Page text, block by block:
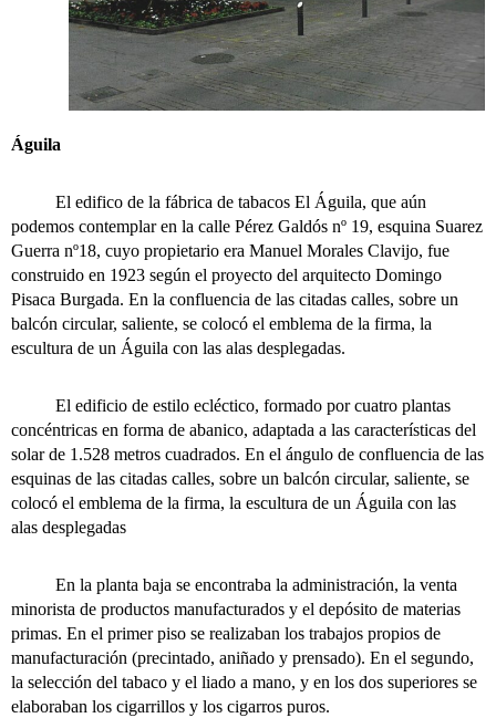
Águila
El edifico de la fábrica de tabacos El Águila, que aún
podemos contemplar en la calle Pérez Galdós nº 19, esquina Suarez
Guerra nº18, cuyo propietario era Manuel Morales Clavijo, fue
construido en 1923 según el proyecto del arquitecto Domingo
Pisaca Burgada. En la confluencia de las citadas calles, sobre un
balcón circular, saliente, se colocó el emblema de la firma, la
escultura de un Águila con las alas desplegadas.
El edificio de estilo ecléctico, formado por cuatro plantas
concéntricas en forma de abanico, adaptada a las características del
solar de 1.528 metros cuadrados. En el ángulo de confluencia de las
esquinas de las citadas calles, sobre un balcón circular, saliente, se
colocó el emblema de la firma, la escultura de un Águila con las
alas desplegadas
En la planta baja se encontraba la administración, la venta
minorista de productos manufacturados y el depósito de materias
primas. En el primer piso se realizaban los trabajos propios de
manufacturación (precintado, aniñado y prensado). En el segundo,
la selección del tabaco y el liado a mano, y en los dos superiores se
elaboraban los cigarrillos y los cigarros puros.